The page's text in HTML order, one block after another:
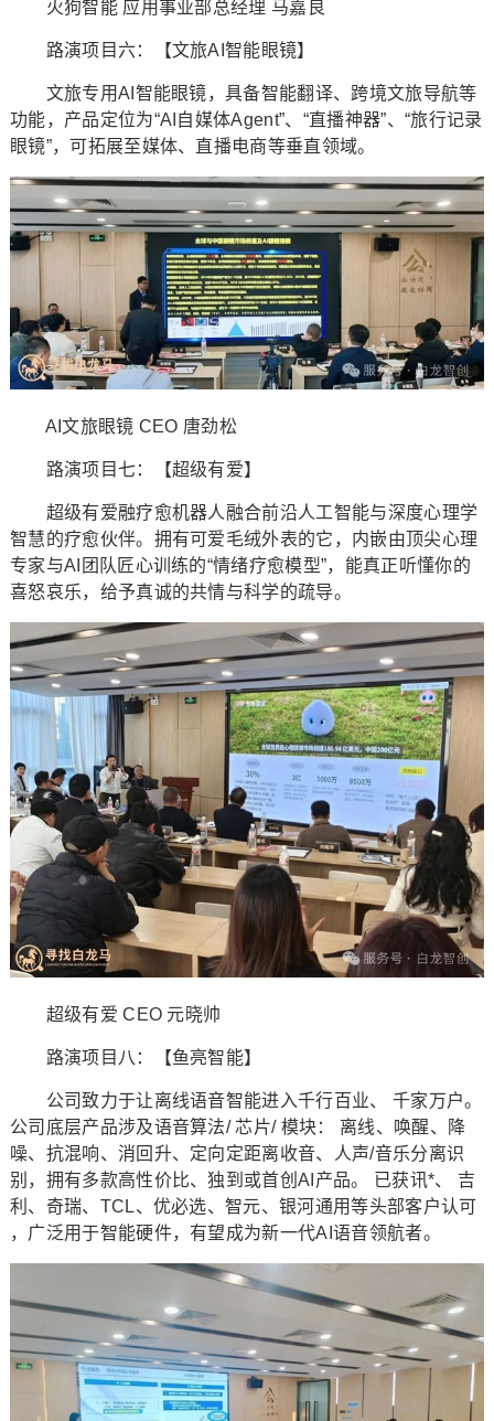
火狗智能 应用事业部总经理 马嘉良
路演项目六：【文旅AI智能眼镜】
文旅专用AI智能眼镜，具备智能翻译、跨境文旅导航等
功能，产品定位为“AI自媒体Agent”、“直播神器”、“旅行记录
眼镜”，可拓展至媒体、直播电商等垂直领域。
AI文旅眼镜 CEO 唐劲松
路演项目七：【超级有爱】
超级有爱融疗愈机器人融合前沿人工智能与深度心理学
智慧的疗愈伙伴。拥有可爱毛绒外表的它，内嵌由顶尖心理
专家与AI团队匠心训练的“情绪疗愈模型”，能真正听懂你的
喜怒哀乐，给予真诚的共情与科学的疏导。
超级有爱 CEO 元晓帅
路演项目八：【鱼亮智能】
公司致力于让离线语音智能进入千行百业、 千家万户。
公司底层产品涉及语音算法/ 芯片/ 模块： 离线、唤醒、降
噪、抗混响、消回升、定向定距离收音、人声/音乐分离识
别，拥有多款高性价比、独到或首创AI产品。 已获讯*、 吉
利、奇瑞、TCL、优必选、智元、银河通用等头部客户认可
，广泛用于智能硬件，有望成为新一代AI语音领航者。